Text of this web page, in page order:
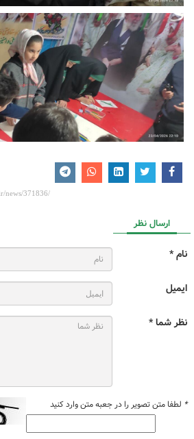
ارسال نظر
نام *
ایمیل
نظر شما *
* لطفا متن تصویر را در جعبه متن وارد کنید